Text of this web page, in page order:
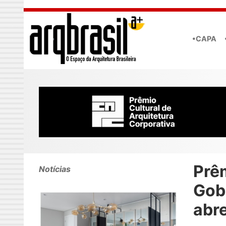
Skip to main content
•CAPA
Notícias